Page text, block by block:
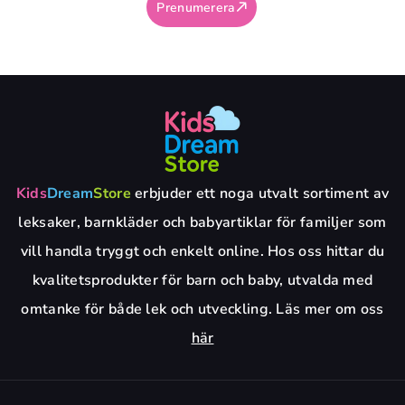
Prenumerera
KidsDreamStore erbjuder ett noga utvalt sortiment av
leksaker, barnkläder och babyartiklar för familjer som
vill handla tryggt och enkelt online. Hos oss hittar du
kvalitetsprodukter för barn och baby, utvalda med
omtanke för både lek och utveckling. Läs mer om oss
här